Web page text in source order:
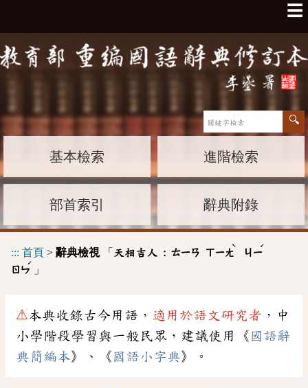
☰
基本檢索 進階檢索
部首索引 辭典附錄
::: 首頁 > 辭典檢視「 天相吉人 : ㄊㄧㄢ ㄒㄧㄤ
ˋ
ㄐㄧ
ˊ
ㄖㄣ
ˊ
」
⚠本典收錄古今用語， 適用於語文研究者 ，中
小學階段學習與一般民眾，建議使用《 國語辭
典簡編本》、《 國語小字典》。